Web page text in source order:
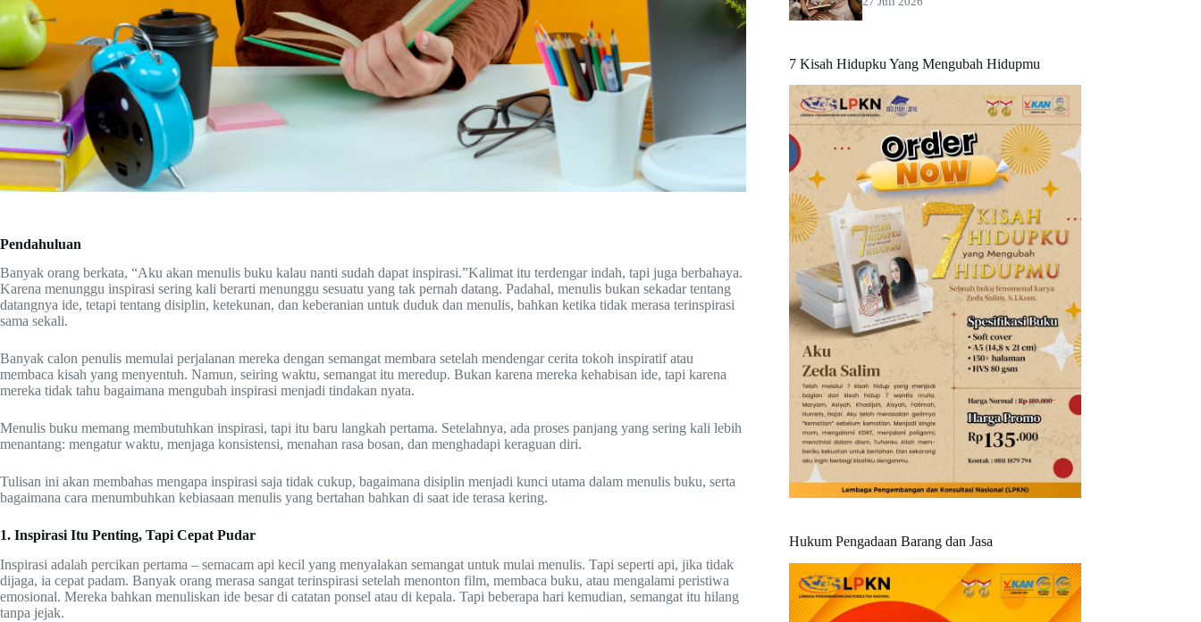
Pendahuluan
Banyak orang berkata, “Aku akan menulis buku kalau nanti sudah dapat inspirasi.”Kalimat itu terdengar indah, tapi juga berbahaya.
Karena menunggu inspirasi sering kali berarti menunggu sesuatu yang tak pernah datang. Padahal, menulis bukan sekadar tentang
datangnya ide, tetapi tentang disiplin, ketekunan, dan keberanian untuk duduk dan menulis, bahkan ketika tidak merasa terinspirasi
sama sekali.
Banyak calon penulis memulai perjalanan mereka dengan semangat membara setelah mendengar cerita tokoh inspiratif atau
membaca kisah yang menyentuh. Namun, seiring waktu, semangat itu meredup. Bukan karena mereka kehabisan ide, tapi karena
mereka tidak tahu bagaimana mengubah inspirasi menjadi tindakan nyata.
Menulis buku memang membutuhkan inspirasi, tapi itu baru langkah pertama. Setelahnya, ada proses panjang yang sering kali lebih
menantang: mengatur waktu, menjaga konsistensi, menahan rasa bosan, dan menghadapi keraguan diri.
Tulisan ini akan membahas mengapa inspirasi saja tidak cukup, bagaimana disiplin menjadi kunci utama dalam menulis buku, serta
bagaimana cara menumbuhkan kebiasaan menulis yang bertahan bahkan di saat ide terasa kering.
1. Inspirasi Itu Penting, Tapi Cepat Pudar
Inspirasi adalah percikan pertama – semacam api kecil yang menyalakan semangat untuk mulai menulis. Tapi seperti api, jika tidak
dijaga, ia cepat padam. Banyak orang merasa sangat terinspirasi setelah menonton film, membaca buku, atau mengalami peristiwa
emosional. Mereka bahkan menuliskan ide besar di catatan ponsel atau di kepala. Tapi beberapa hari kemudian, semangat itu hilang
tanpa jejak.
7 Kisah Hidupku Yang Mengubah Hidupmu
Hukum Pengadaan Barang dan Jasa